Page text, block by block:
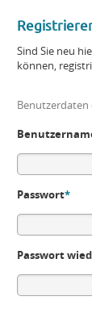
Sind Sie neu
können,
Benutzerdaten
Passwort*
Passwort